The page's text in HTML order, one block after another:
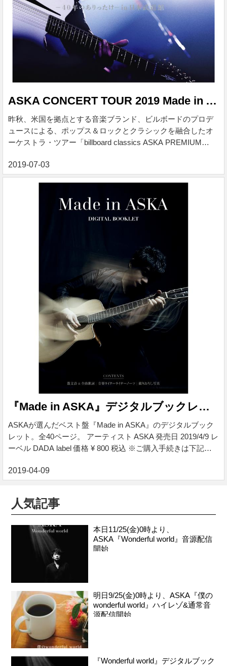
ASKA CONCERT TOUR 2019 Made in ASKA -40年のありったけ- in 日本武道館
昨秋、米国を拠点とする音楽ブランド、ビルボードのプロデ
ュースによる、ポップス＆ロックとクラシックを融合したオ
ーケストラ・ツアー「billboard classics ASKA PREMIUM
に新たなスタートを切ったASKA。全国の名門オーケストラと
の共演による、新しい音楽の可能性を示したASKAが、2019
「ASKA CONCERT TOUR 2019 Made in ASKA -40年のあり
ったけ-」を開催。2月6日のオリンパスホール八王子公演を皮
『Made in ASKA』デジタルブックレット
ASKAが選んだベスト盤『Made in ASKA』のデジタルブック
レット。全40ページ。 アーティスト ASKA 発売日 2019/4/9 レ
ーベル DADA label 価格 ¥ 800 税込 ※ご購入手続きは下記バ
レット ASKAが選んだベスト盤『Made in ASKA』のデジタル
録コンテンツ ・散文詩＆全曲歌詞 ・音楽ライターライナーノ
人気記事
本日11/25(金)0時より、
ASKA『Wonderful world』音源配信
開始
明日9/25(金)0時より、ASKA『僕の
wonderful world』ハイレゾ&通常音
源配信開始
『Wonderful world』デジタルブック